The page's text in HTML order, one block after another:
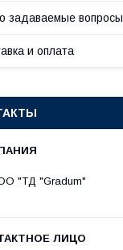
задаваемые вопросы
и оплата
"ТД "Gradum"